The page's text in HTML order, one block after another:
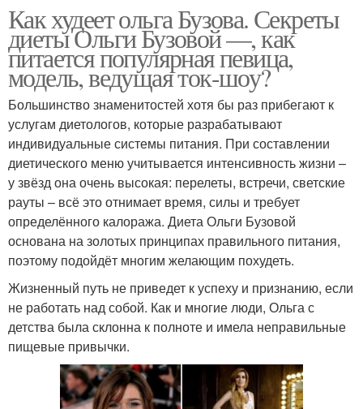
Как худеет ольга Бузова. Секреты
диеты Ольги Бузовой —, как
питается популярная певица,
модель, ведущая ток-шоу?
Большинство знаменитостей хотя бы раз прибегают к
услугам диетологов, которые разрабатывают
индивидуальные системы питания. При составлении
диетического меню учитывается интенсивность жизни –
у звёзд она очень высокая: перелеты, встречи, светские
рауты – всё это отнимает время, силы и требует
определённого калоража. Диета Ольги Бузовой
основана на золотых принципах правильного питания,
поэтому подойдёт многим желающим похудеть.
Жизненный путь не приведет к успеху и признанию, если
не работать над собой. Как и многие люди, Ольга с
детства была склонна к полноте и имела неправильные
пищевые привычки.